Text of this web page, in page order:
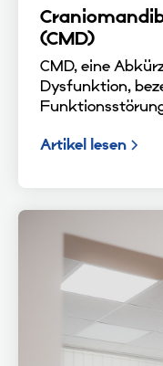
(CMD)
CMD, eine
Dysfunktion,
Dysfunktion
Artikel lesen